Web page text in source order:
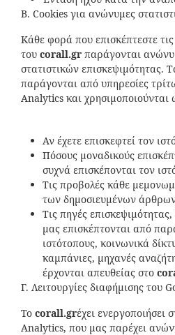
Β. Cookies για ανώνυμες
Κάθε φορά που επισκέπτεστε τις
του corall.gr παράγονται
στατιστικών επισκεψιμότητας.
παράγονται από υπηρεσίες
Analytics και χρησιμοποιούνται
Αν έχετε επισκεφτεί τον
Πόσους μοναδικούς
συχνά επισκέπονται τον
Τις προβολές κάθε
των δημοσιευμένων
Τις πηγές
μας επισκέπτονται από
ιστότοπους, κοινωνικά
καμπάνιες, μηχανές
έρχονται απευθείας στο
Γ. Λειτουργίες διαφήμισης του
To corall.grέχει ενεργοποιήσει
Analytics, που μας παρέχει